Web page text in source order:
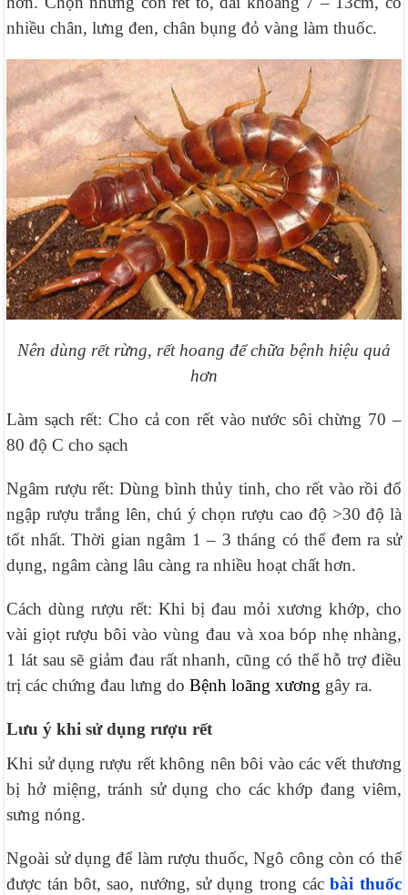
nhiều chân, lưng đen, chân bụng đỏ vàng làm thuốc.
Nên dùng rết rừng, rết hoang để chữa bệnh hiệu quả
hơn
Làm sạch rết: Cho cả con rết vào nước sôi chừng 70 –
80 độ C cho sạch
Ngâm rượu rết: Dùng bình thủy tinh, cho rết vào rồi đổ
ngập rượu trắng lên, chú ý chọn rượu cao độ >30 độ là
tốt nhất. Thời gian ngâm 1 – 3 tháng có thể đem ra sử
dụng, ngâm càng lâu càng ra nhiều hoạt chất hơn.
Cách dùng rượu rết: Khi bị đau mỏi xương khớp, cho
vài giọt rượu bôi vào vùng đau và xoa bóp nhẹ nhàng,
1 lát sau sẽ giảm đau rất nhanh, cũng có thể hỗ trợ điều
trị các chứng đau lưng doBệnh loãng xương gây ra.
Lưu ý khi sử dụng rượu rết
Khi sử dụng rượu rết không nên bôi vào các vết thương
bị hở miệng, tránh sử dụng cho các khớp đang viêm,
sưng nóng.
Ngoài sử dụng để làm rượu thuốc, Ngô công còn có thể
được tán bôt, sao, nướng, sử dụng trong cácbài thuốc